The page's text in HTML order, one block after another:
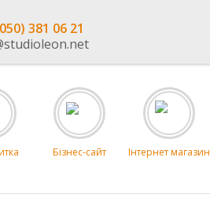
381 06 21
Бізнес-сайт Інтернет магазин